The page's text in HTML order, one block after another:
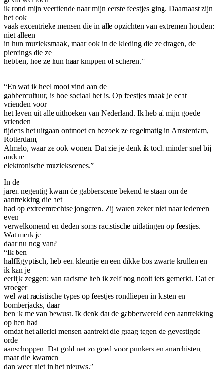
ik rond mijn veertiende naar mijn eerste feestjes ging. Daarnaast zijn
het ook
vaak excentrieke mensen die in alle opzichten van extremen houden:
niet alleen
in hun muzieksmaak, maar ook in de kleding die ze dragen, de
piercings die ze
hebben, hoe ze hun haar knippen of scheren.”
“En wat ik heel mooi vind aan de
gabbercultuur, is hoe sociaal het is. Op feestjes maak je echt
vrienden voor
het leven uit alle uithoeken van Nederland. Ik heb al mijn goede
vrienden
tijdens het uitgaan ontmoet en bezoek ze regelmatig in Amsterdam,
Rotterdam,
Almelo, waar ze ook wonen. Dat zie je denk ik toch minder snel bij
andere
elektronische muziekscenes.”
In de
jaren negentig kwam de gabberscene bekend te staan om de
aantrekking die het
had op extreemrechtse jongeren. Zij waren zeker niet naar iedereen
even
verwelkomend en deden soms racistische uitlatingen op feestjes.
Wat merk je
daar nu nog van?
“Ik ben
halfEgyptisch, heb een kleurtje en een dikke bos zwarte krullen en
ik kan je
eerlijk zeggen: van racisme heb ik zelf nog nooit iets gemerkt. Dat er
vroeger
wel wat racistische types op feestjes rondliepen in kisten en
bomberjacks, daar
ben ik me van bewust. Ik denk dat de gabberwereld een aantrekking
op hen had
omdat het allerlei mensen aantrekt die graag tegen de gevestigde
orde
aanschoppen. Dat gold net zo goed voor punkers en anarchisten,
maar die kwamen
dan weer niet in het nieuws.”